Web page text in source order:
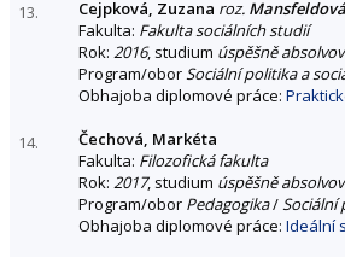
13. Cejpková, Zuzana roz. Mansfeldová
Fakulta: Fakulta sociálních studií
Rok: 2016, studium úspěšně
Program/oborSociální politika a
Obhajoba diplomové práce:
14.
Čechová, Markéta
Fakulta: Filozofická fakulta
Rok: 2017, studium úspěšně
Program/obor Pedagogika/Sociální
Obhajoba diplomové práce: Ideální